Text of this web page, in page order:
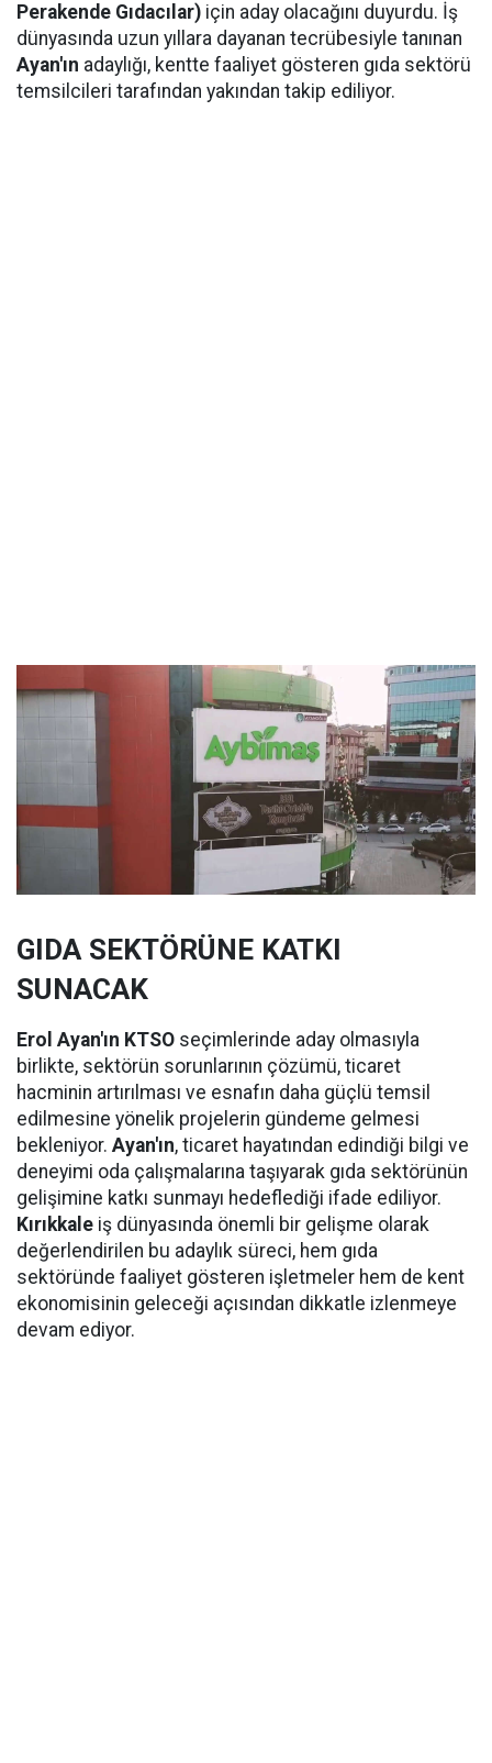
Perakende Gıdacılar) için aday olacağını duyurdu. İş
dünyasında uzun yıllara dayanan tecrübesiyle tanınan
Ayan'ın adaylığı, kentte faaliyet gösteren gıda sektörü
temsilcileri tarafından yakından takip ediliyor.
GIDA SEKTÖRÜNE KATKI
SUNACAK
Erol Ayan'ın KTSO seçimlerinde aday olmasıyla
birlikte, sektörün sorunlarının çözümü, ticaret
hacminin artırılması ve esnafın daha güçlü temsil
edilmesine yönelik projelerin gündeme gelmesi
bekleniyor. Ayan'ın, ticaret hayatından edindiği bilgi ve
deneyimi oda çalışmalarına taşıyarak gıda sektörünün
gelişimine katkı sunmayı hedeflediği ifade ediliyor.
Kırıkkale iş dünyasında önemli bir gelişme olarak
değerlendirilen bu adaylık süreci, hem gıda
sektöründe faaliyet gösteren işletmeler hem de kent
ekonomisinin geleceği açısından dikkatle izlenmeye
devam ediyor.